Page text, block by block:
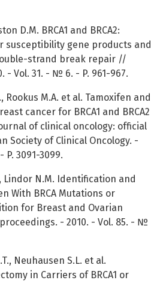
D.M. BRCA1 and BRCA2:
susceptibility gene products and
strand break repair //
- Vol. 31. - № 6. - P. 961-967.
Rookus M.A. et al. Tamoxifen and
cancer for BRCA1 and BRCA2
of clinical oncology: official
Society of Clinical Oncology. -
P. 3091-3099.
Lindor N.M. Identification and
With BRCA Mutations or
for Breast and Ovarian
- 2010. - Vol. 85. - №
Neuhausen S.L. et al.
in Carriers of BRCA1 or